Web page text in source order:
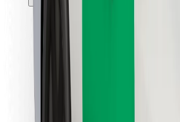
Pro cestující
Pro řidiče
Pro kurýry
Bolt Food
Pro flotilové partnery